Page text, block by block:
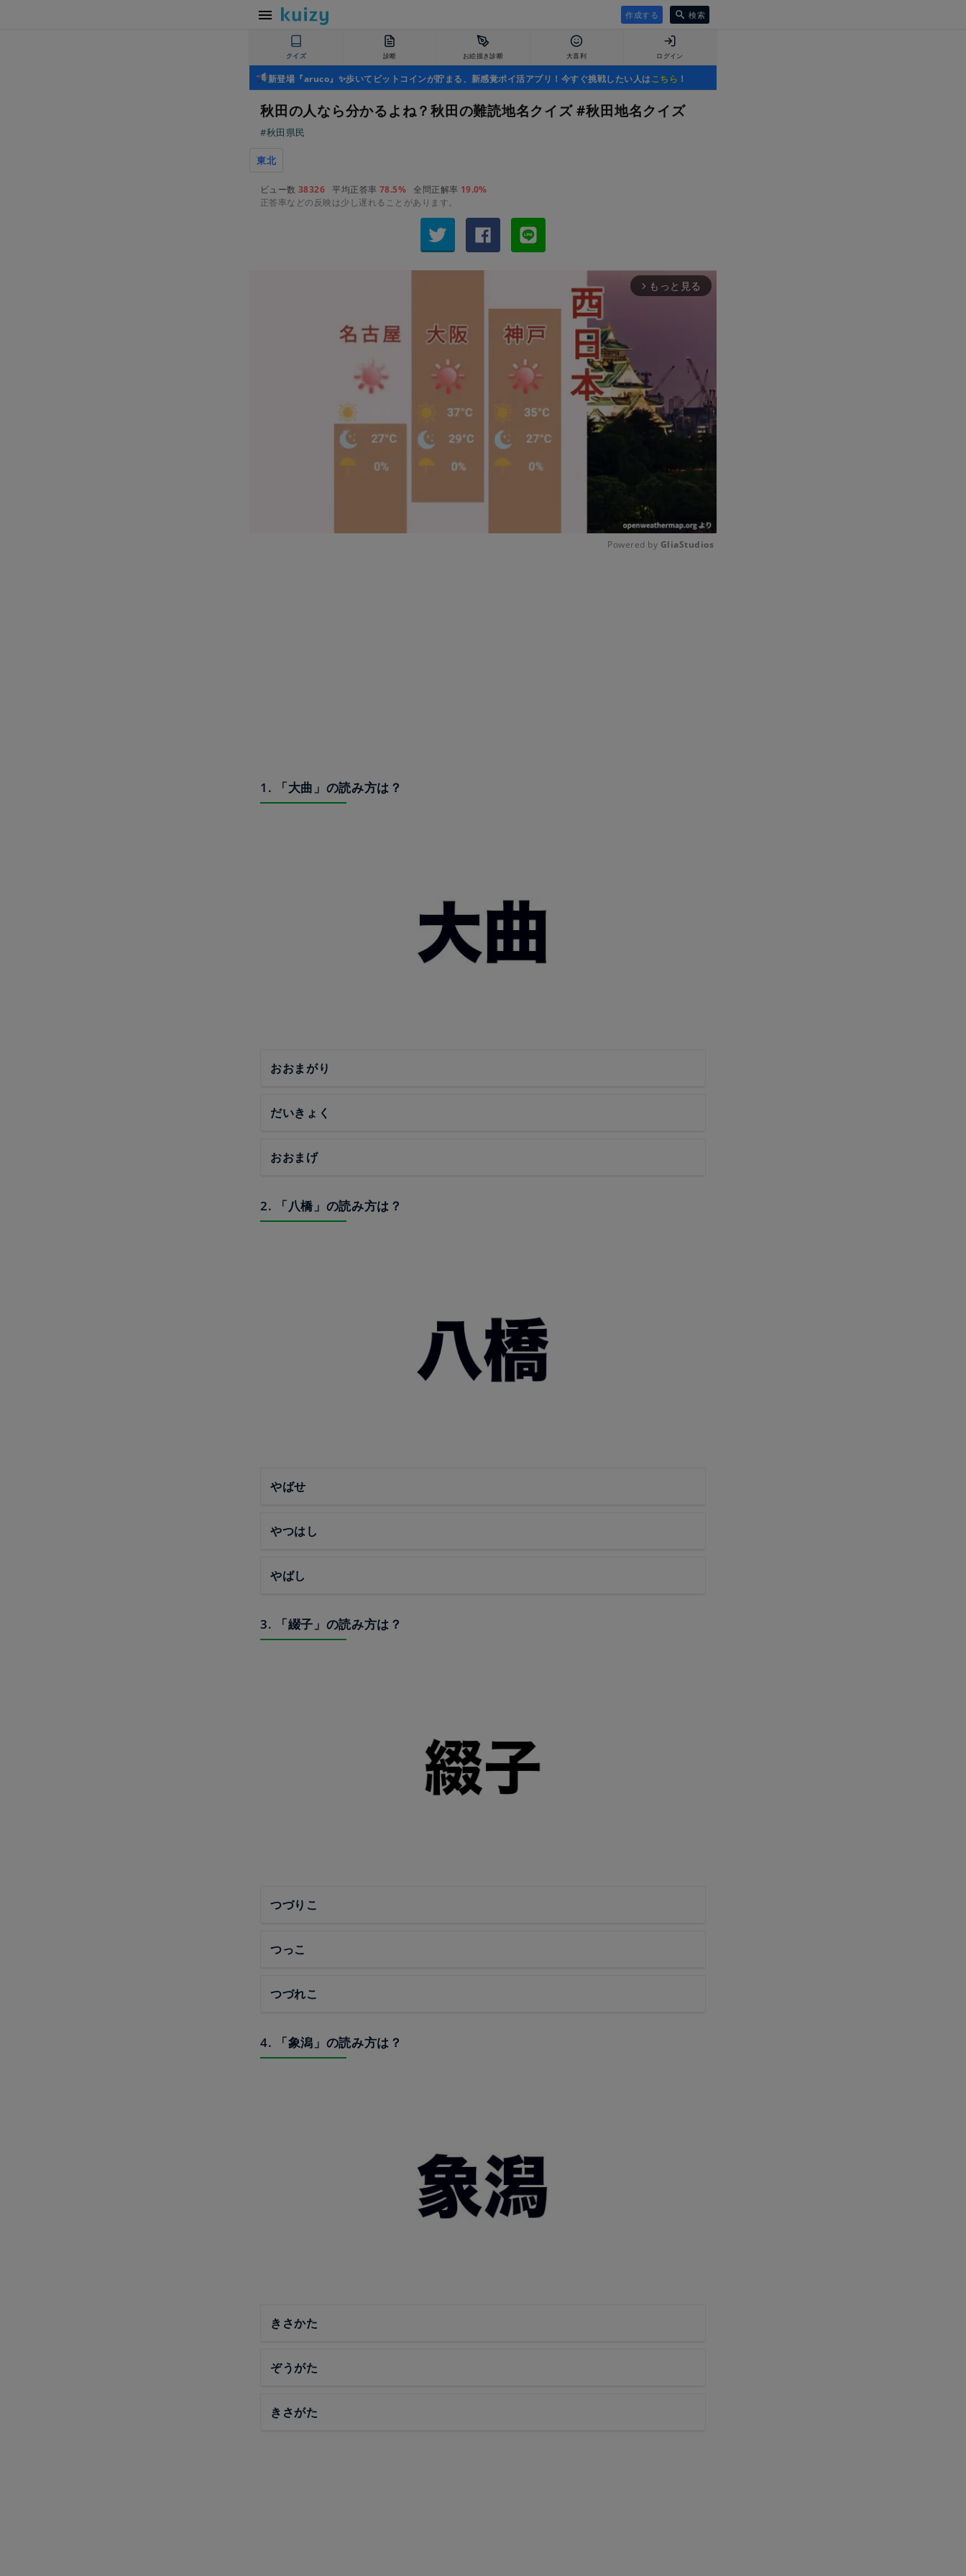
作成する 検索
クイズ 診断 お絵描き診断 大喜利 ログイン
新登場『aruco』✨歩いてビットコインが貯まる、新感覚ポイ活アプリ！今すぐ挑戦したい人はこちら ！
秋田の人なら分かるよね？秋田の難読地名クイズ #秋田地名クイズ
#秋田県民
東北
ビュー数 38326 平均正答率 78.5% 全問正解率 19.0%
正答率などの反映は少し遅れることがあります。
arrow_forward_ios もっと見る
Powered by GliaStudios
1. 「大曲」の読み方は？
おおまがり
だいきょく
おおまげ
2. 「八橋」の読み方は？
やばせ
やつはし
やばし
3. 「綴子」の読み方は？
つづりこ
つっこ
つづれこ
4. 「象潟」の読み方は？
きさかた
ぞうがた
きさがた